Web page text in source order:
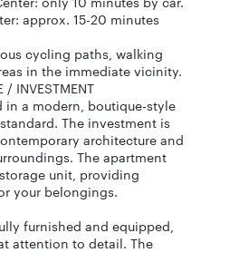
approx. 15-20 minutes
cycling paths, walking
in the immediate vicinity.
/ INVESTMENT
in a modern, boutique-style
The investment is
architecture and
The apartment
unit, providing
your belongings.
furnished and equipped,
attention to detail. The